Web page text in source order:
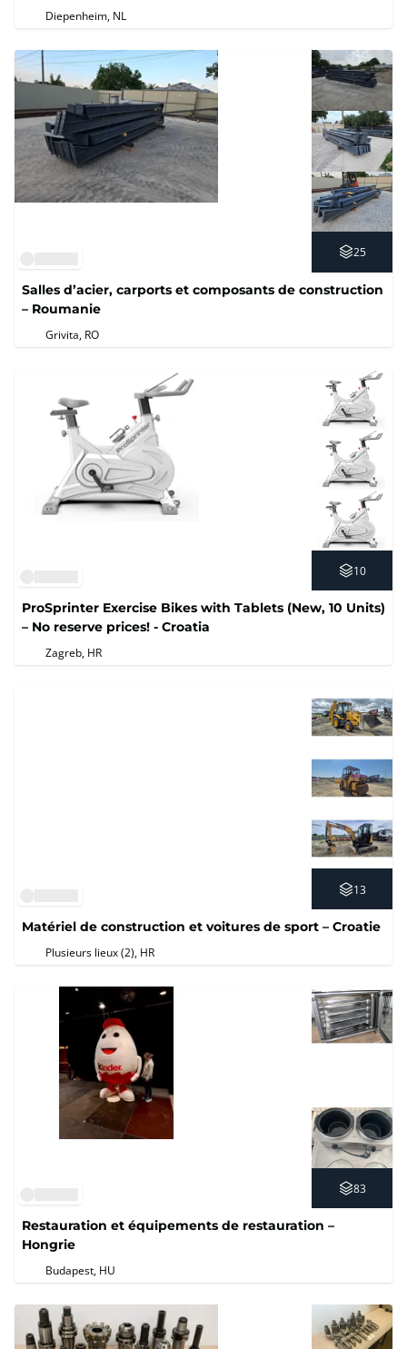
Diepenheim, NL
25
Salles d’acier, carports et composants de construction
– Roumanie
Grivita, RO
10
ProSprinter Exercise Bikes with Tablets (New, 10 Units)
– No reserve prices! - Croatia
Zagreb, HR
13
Matériel de construction et voitures de sport – Croatie
Plusieurs lieux (2) , HR
83
Restauration et équipements de restauration –
Hongrie
Budapest, HU